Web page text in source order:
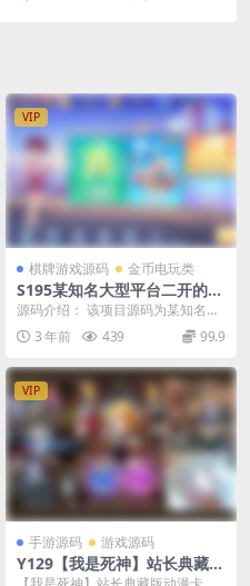
VIP
棋牌游戏源码 金币电玩类
S195某知名大型平台二开的游
戏全套完整组件+双端齐全
源码介绍： 该项目源码为某知名大
型平台二开的，站长有幸拿到了一
套。因为功能多，功...
3 年前 439 99.9
VIP
手游源码 游戏源码
Y129【我是死神】站长典藏版
动漫卡通卡牌回合手游-最新打